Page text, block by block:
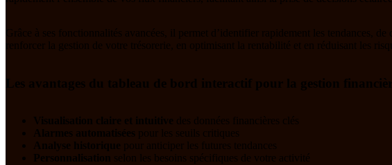
Grâce à ses fonctionnalités avancées, il permet d’identifier rapidement les tendances,
renforcer la gestion de votre trésorerie, en optimisant la rentabilité et en réduisant les
Les avantages du tableau de bord interactif pour la gestion
Visualisation claire et intuitive des données financières clés
Alarmes automatisées pour les seuils critiques
Analyse historique pour anticiper les futures tendances
Personnalisation selon les besoins spécifiques de votre activité